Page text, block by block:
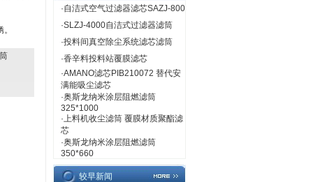
·自洁式空气过滤器滤芯SAZJ-800
·SLZJ-4000自洁式过滤器滤筒
·投料间真空除尘系统滤芯滤筒
·香辛料投料站覆膜滤芯
·AMANO滤芯PIB210072 替代安
满能吸尘滤芯
·奥斯龙纳米涂层阻燃滤筒
325*1000
·上料机收尘滤筒 覆膜材质聚酯滤
芯
·奥斯龙纳米涂层阻燃滤筒
350*660
较早新闻